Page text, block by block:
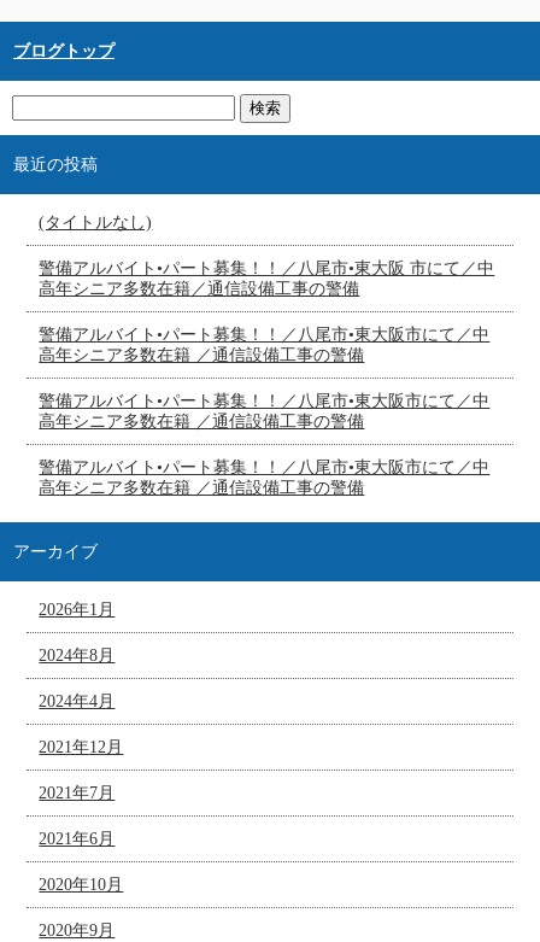
ブログトップ
最近の投稿
(タイトルなし)
警備アルバイト•パート募集！！／八尾市•東大阪 市にて／中
高年シニア多数在籍／通信設備工事の警備
警備アルバイト•パート募集！！／八尾市•東大阪市にて／中
高年シニア多数在籍 ／通信設備工事の警備
警備アルバイト•パート募集！！／八尾市•東大阪市にて／中
高年シニア多数在籍 ／通信設備工事の警備
警備アルバイト•パート募集！！／八尾市•東大阪市にて／中
高年シニア多数在籍 ／通信設備工事の警備
アーカイブ
2026年1月
2024年8月
2024年4月
2021年12月
2021年7月
2021年6月
2020年10月
2020年9月